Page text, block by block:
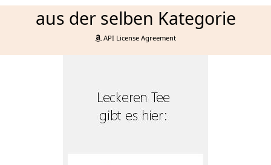
aus der selben Kategorie
API License Agreement